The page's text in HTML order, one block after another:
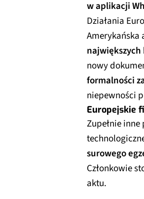
w aplikacji
Działania
nowy
formalności
niepewności
Europejskie
Zupełnie
surowego
Członkowie
aktu.